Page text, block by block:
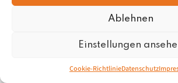
Ablehnen
Einstellungen
Cookie-RichtlinieDatenschutz